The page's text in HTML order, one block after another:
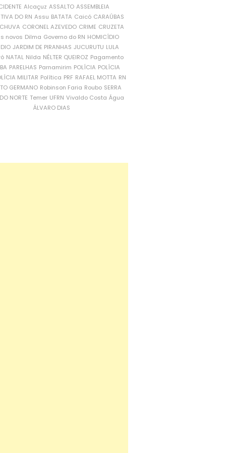
Alcaçuz ASSALTO ASSEMBLEIA
DO RN Assu BATATA Caicó CARAÚBAS
CORONEL AZEVEDO CRIME CRUZETA
novos Dilma Governo do RN HOMICÍDIO
JARDIM DE PIRANHAS JUCURUTU LULA
NATAL Nilda NÉLTER QUEIROZ Pagamento
PARELHAS Parnamirim POLÍCIA POLÍCIA
MILITAR Política PRF RAFAEL MOTTA RN
GERMANO Robinson Faria Roubo SERRA
NORTE Temer UFRN Vivaldo Costa Água
ÁLVARO DIAS